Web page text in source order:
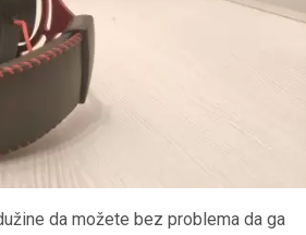
da možete bez problema da ga